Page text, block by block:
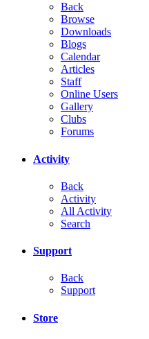
Back
Browse
Downloads
Blogs
Calendar
Articles
Staff
Online Users
Gallery
Clubs
Forums
Activity
Back
Activity
All Activity
Search
Support
Back
Support
Store